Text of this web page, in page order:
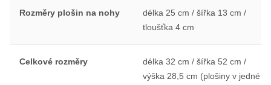
Rozměry plošin na nohy
délka 25 cm / šířka 13 cm /
tloušťka 4 cm
Celkové rozměry
délka 32 cm / šířka 52 cm /
výška 28,5 cm (plošiny v jedné